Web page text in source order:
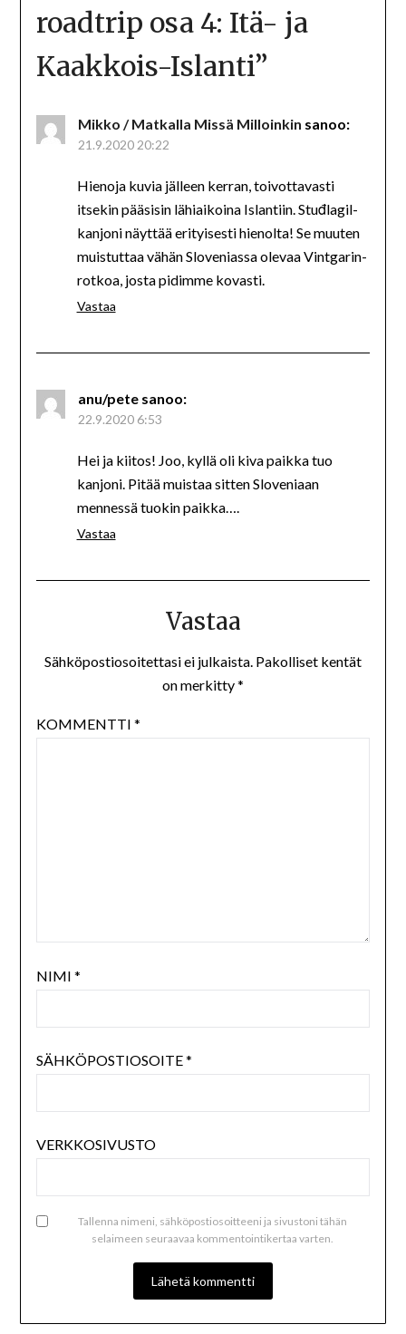
roadtrip osa 4: Itä- ja
Kaakkois-Islanti”
Mikko / Matkalla Missä Milloinkin sanoo:
21.9.2020 20:22
Hienoja kuvia jälleen kerran, toivottavasti
itsekin pääsisin lähiaikoina Islantiin. Stuđlagil-
kanjoni näyttää erityisesti hienolta! Se muuten
muistuttaa vähän Sloveniassa olevaa Vintgarin-
rotkoa, josta pidimme kovasti.
Vastaa
anu/pete sanoo:
22.9.2020 6:53
Hei ja kiitos! Joo, kyllä oli kiva paikka tuo
kanjoni. Pitää muistaa sitten Sloveniaan
mennessä tuokin paikka….
Vastaa
Vastaa
Sähköpostiosoitettasi ei julkaista. Pakolliset kentät
on merkitty*
KOMMENTTI *
NIMI *
SÄHKÖPOSTIOSOITE*
VERKKOSIVUSTO
Tallenna nimeni, sähköpostiosoitteeni ja sivustoni tähän
selaimeen seuraavaa kommentointikertaa varten.